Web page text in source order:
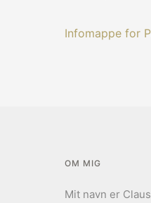
Infomappe for
OM MIG
Mit navn er